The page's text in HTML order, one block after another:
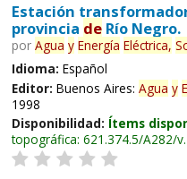
Estación
provincia deRío Negro.
por Agua y Energía Eléctrica,
Idioma: Español
Editor: Buenos Aires: Agua y
1998
Disponibilidad: Ítems
topográfica: 621.374.5/A282/